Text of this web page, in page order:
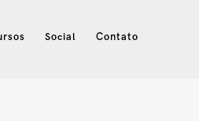
Social Contato